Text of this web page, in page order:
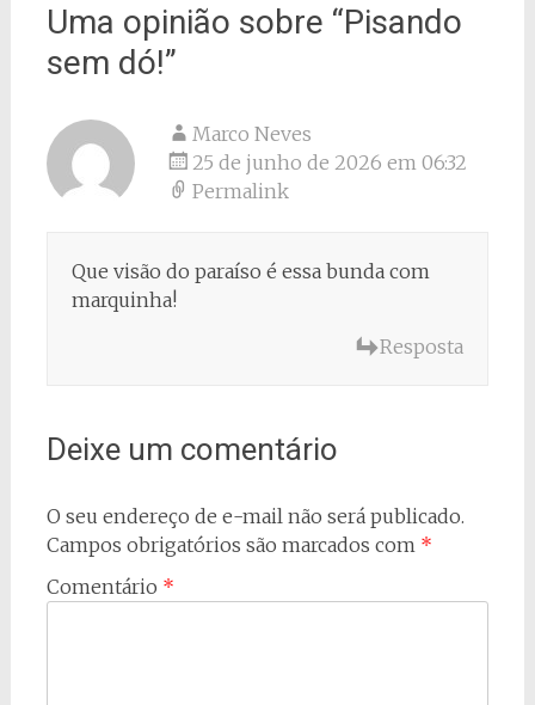
Uma opinião sobre “Pisando
sem dó!”
Marco Neves
25 de junho de 2026 em 06:32
Permalink
Que visão do paraíso é essa bunda com
marquinha!
Resposta
Deixe um comentário
O seu endereço de e-mail não será publicado.
Campos obrigatórios são marcados com *
Comentário *